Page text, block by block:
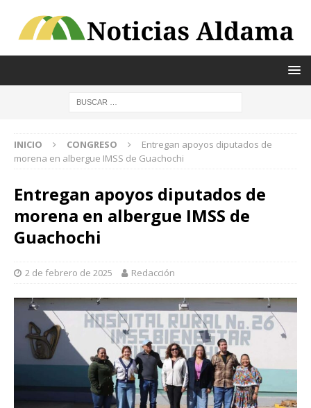
INICIO CONGRESO
Entregan apoyos diputados de
morena en albergue IMSS de Guachochi
Entregan apoyos diputados de
morena en albergue IMSS de
Guachochi
2 de febrero de 2025 Redacción